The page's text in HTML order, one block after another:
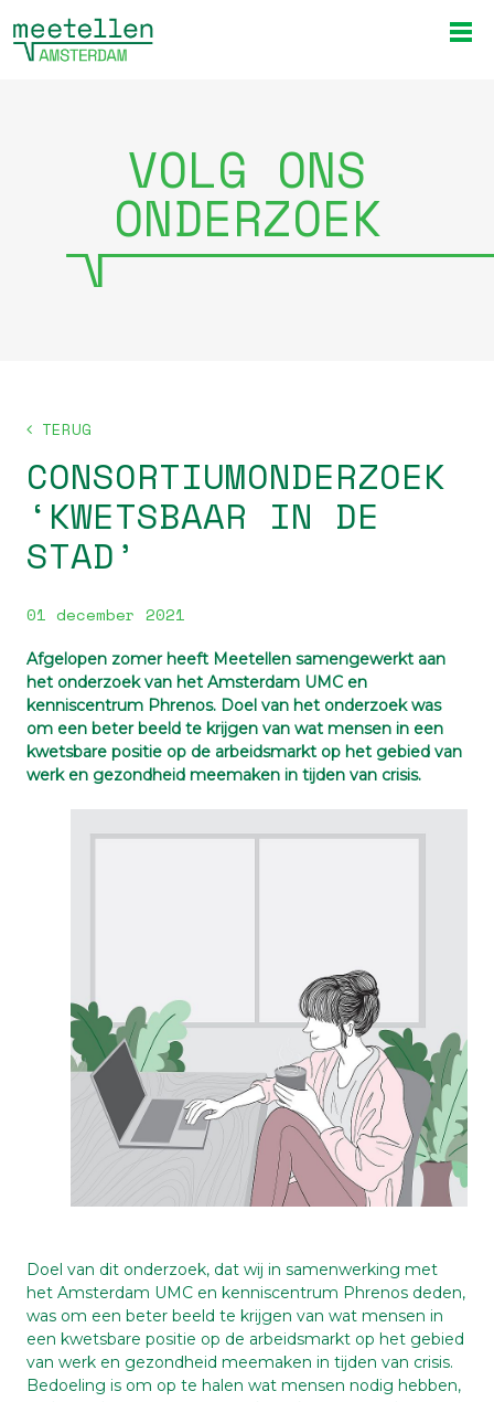
VOLG ONS
ONDERZOEK
TERUG
CONSORTIUMONDERZOEK
‘KWETSBAAR IN DE
STAD’
01 december 2021
Afgelopen zomer heeft Meetellen samengewerkt aan
het onderzoek van het Amsterdam UMC en
kenniscentrum Phrenos. Doel van het onderzoek was
om een beter beeld te krijgen van wat mensen in een
kwetsbare positie op de arbeidsmarkt op het gebied van
werk en gezondheid meemaken in tijden van crisis.
Doel van dit onderzoek, dat wij in samenwerking met
het Amsterdam UMC en kenniscentrum Phrenos deden,
was om een beter beeld te krijgen van wat mensen in
een kwetsbare positie op de arbeidsmarkt op het gebied
van werk en gezondheid meemaken in tijden van crisis.
Bedoeling is om op te halen wat mensen nodig hebben,